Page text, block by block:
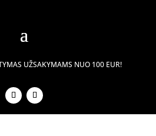
UŽSAKYMAMS NUO 100 EUR!